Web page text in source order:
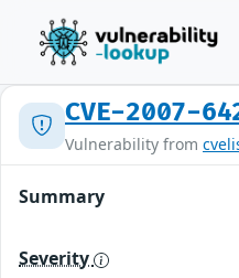
CVE-2007-
Vulnerability from
Summary
Severity